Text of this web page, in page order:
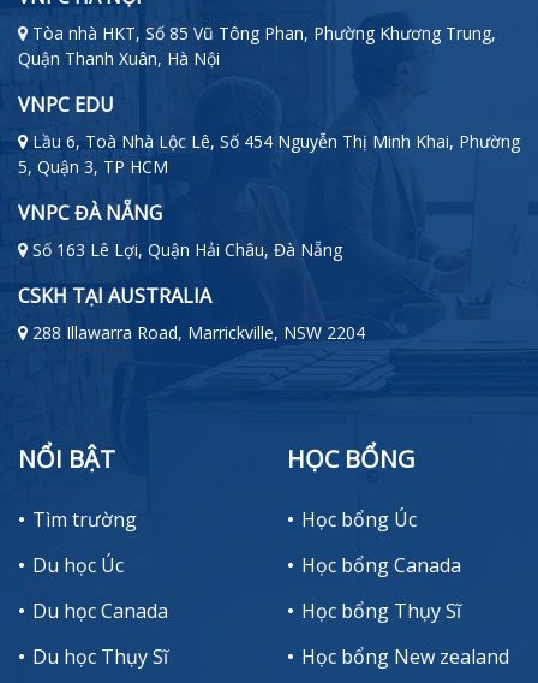
Tòa nhà HKT, Số 85 Vũ Tông Phan, Phường Khương Trung,
Quận Thanh Xuân, Hà Nội
VNPC EDU
Lầu 6, Toà Nhà Lộc Lê, Số 454 Nguyễn Thị Minh Khai, Phường
5, Quận 3, TP HCM
VNPC ĐÀ NẴNG
Số 163 Lê Lợi, Quận Hải Châu, Đà Nẵng
CSKH TẠI AUSTRALIA
288 Illawarra Road, Marrickville, NSW 2204
NỔI BẬT
Tìm trường
Du học Úc
Du học Canada
Du học Thụy Sĩ
HỌC BỔNG
Học bổng Úc
Học bổng Canada
Học bổng Thụy Sĩ
Học bổng New zealand